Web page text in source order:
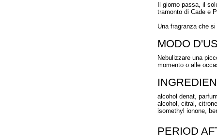
Il giorno passa, il
tramonto di Cade e
Una fragranza che
MODO
Nebulizzare una
momento o alle
alcohol denat,
alcohol, citral,
isomethyl ionone,
PERIOD